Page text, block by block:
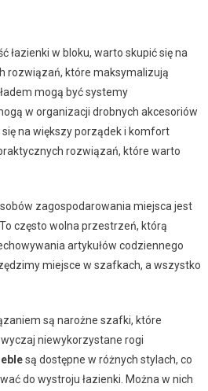
łazienki w bloku, warto skupić się na
rozwiązań, które maksymalizują
mogą być systemy
w organizacji drobnych akcesoriów
na większy porządek i komfort
rozwiązań, które warto
zagospodarowania miejsca jest
. To często wolna przestrzeń, którą
artykułów codziennego
miejsce w szafkach, a wszystko
są narożne szafki, które
niewykorzystane rogi
są dostępne w różnych stylach, co
do wystroju łazienki. Można w nich